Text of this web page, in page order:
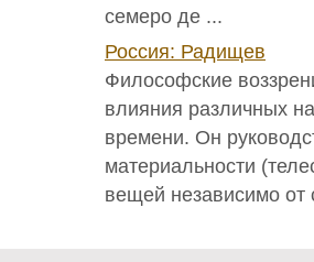
семеро де ...
Россия: Радищев
Философские
влияния различных
времени. Он
материальности
вещей независимо от